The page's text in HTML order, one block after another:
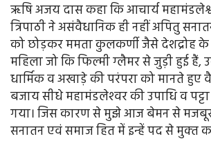
ऋषि अजय दास कहा कि आचार्य
त्रिपाठी ने असंवैधानिक ही नहीं अपितु
को छोड़कर ममता कुलकर्णी जैसे देशद्रोह
महिला जो कि फिल्‍मी ग्‍लैमर से जुड़ी हुई हैं,
धार्मिक व अखाड़े की परंपरा को मानते हुए
बजाय सीधे महामंडलेश्‍वर की उपाधि व
गया। जिस कारण से मुझे आज बेमन से
सनातन एवं समाज हित में इन्‍हें पद से मुक्‍त